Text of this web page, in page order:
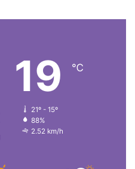
19 ℃
21º - 15º
88%
2.52 km/h